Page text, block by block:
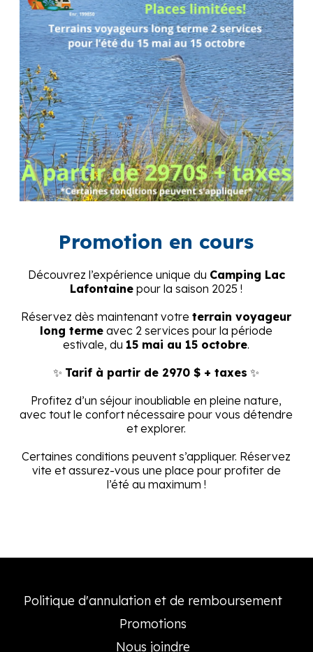
Saint-Jérôme QC J5L 1G2
Promotion en cours
Découvrez l’expérience unique du Camping Lac
Lafontaine pour la saison 2025 !
Réservez dès maintenant votreterrain voyageur
long terme avec 2 services pour la période
estivale, du 15 mai au 15 octobre.
✨ Tarif à partir de 2970 $ + taxes ✨
Profitez d’un séjour inoubliable en pleine nature,
avec tout le confort nécessaire pour vous détendre
et explorer.
Certaines conditions peuvent s’appliquer. Réservez
vite et assurez-vous une place pour profiter de
l’été au maximum !
Politique d'annulation et de remboursement
Promotions
Nous joindre